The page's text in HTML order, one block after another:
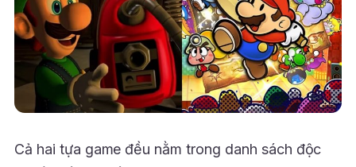
Cả hai tựa game đều nằm trong danh sách độc